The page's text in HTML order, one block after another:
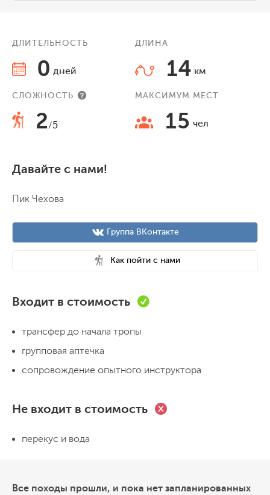
ДЛИТЕЛЬНОСТЬ
0 дней
ДЛИНА
14 км
СЛОЖНОСТЬ
2/5
МАКСИМУМ МЕСТ
15 чел
Давайте с нами!
Пик Чехова
Группа ВКонтакте
Как пойти с нами
Входит в стоимость
трансфер до начала тропы
групповая аптечка
сопровождение опытного инструктора
Не входит в стоимость
перекус и вода
Все походы прошли, и пока нет запланированных